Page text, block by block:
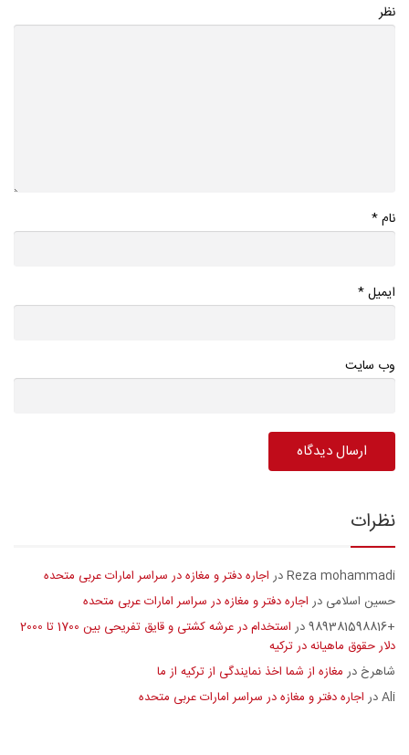
نظر
نام*
ایمیل*
وب سایت
نظرات
Reza mohammadiدر اجاره دفتر و مغازه در سراسر امارات عربی متحده
حسین اسلامی در اجاره دفتر و مغازه در سراسر امارات عربی متحده
+989381598816
در
استخدام در عرشه کشتی و قایق تفریحی بین 1700 تا 2000
دلار حقوق ماهیانه در ترکیه
شاهرخ در مغازه از شما اخذ نمایندگی از ترکیه از ما
Aliدر اجاره دفتر و مغازه در سراسر امارات عربی متحده